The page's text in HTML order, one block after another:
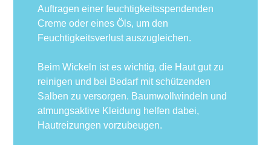
Auftragen einer feuchtigkeitsspendenden
Creme oder eines Öls, um den
Feuchtigkeitsverlust auszugleichen.
Beim Wickeln ist es wichtig, die Haut gut zu
reinigen und bei Bedarf mit schützenden
Salben zu versorgen. Baumwollwindeln und
atmungsaktive Kleidung helfen dabei,
Hautreizungen vorzubeugen.